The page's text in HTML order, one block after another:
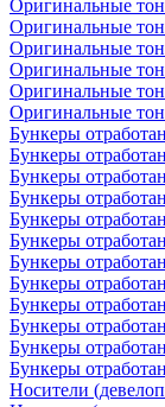
Оригинальные
Оригинальные
Оригинальные
Оригинальные
Оригинальные
Оригинальные
Бункеры
Бункеры
Бункеры
Бункеры
Бункеры
Бункеры
Бункеры
Бункеры
Бункеры
Бункеры
Бункеры
Бункеры
Носители